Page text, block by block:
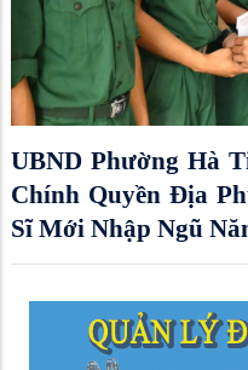
UBND Phường Hà
Chính Quyền Địa
Sĩ Mới Nhập Ngũ